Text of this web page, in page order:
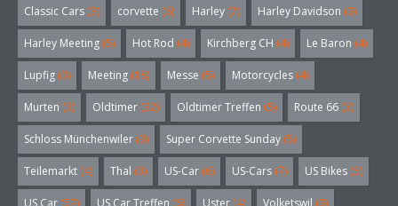
Classic Cars (3) corvette (6) Harley (7) Harley Davidson (3)
Harley Meeting (5) Hot Rod (4) Kirchberg CH (4) Le Baron (4)
Lupfig (3) Meeting (18) Messe (5) Motorcycles (4)
Murten (3) Oldtimer (32) Oldtimer Treffen (5) Route 66 (3)
Schloss Münchenwiler (3) Super Corvette Sunday (5)
Teilemarkt (4) Thal (3) US-Car (6) US-Cars (7) US Bikes (5)
US Car (57) US Car Treffen (6) Uster (4) Volketswil (3)